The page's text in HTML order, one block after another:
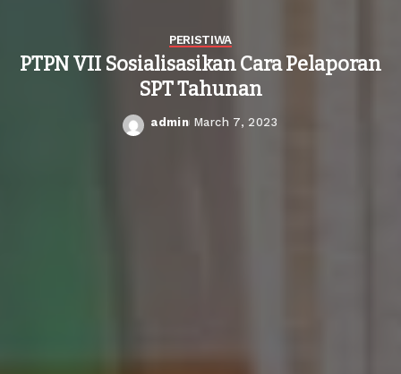
PERISTIWA
PTPN VII Sosialisasikan Cara Pelaporan
SPT Tahunan
Posted
admin March 7, 2023